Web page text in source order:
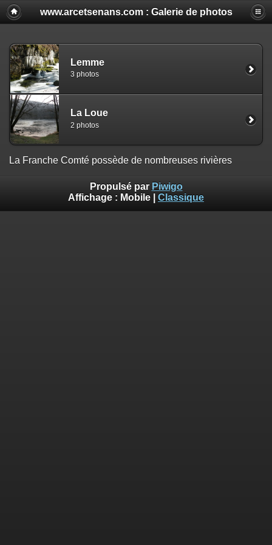
www.arcetsenans.com : Galerie de photos
Lemme
3 photos
La Loue
2 photos
La Franche Comté possède de nombreuses rivières
Propulsé par Piwigo
Affichage : Mobile Classique